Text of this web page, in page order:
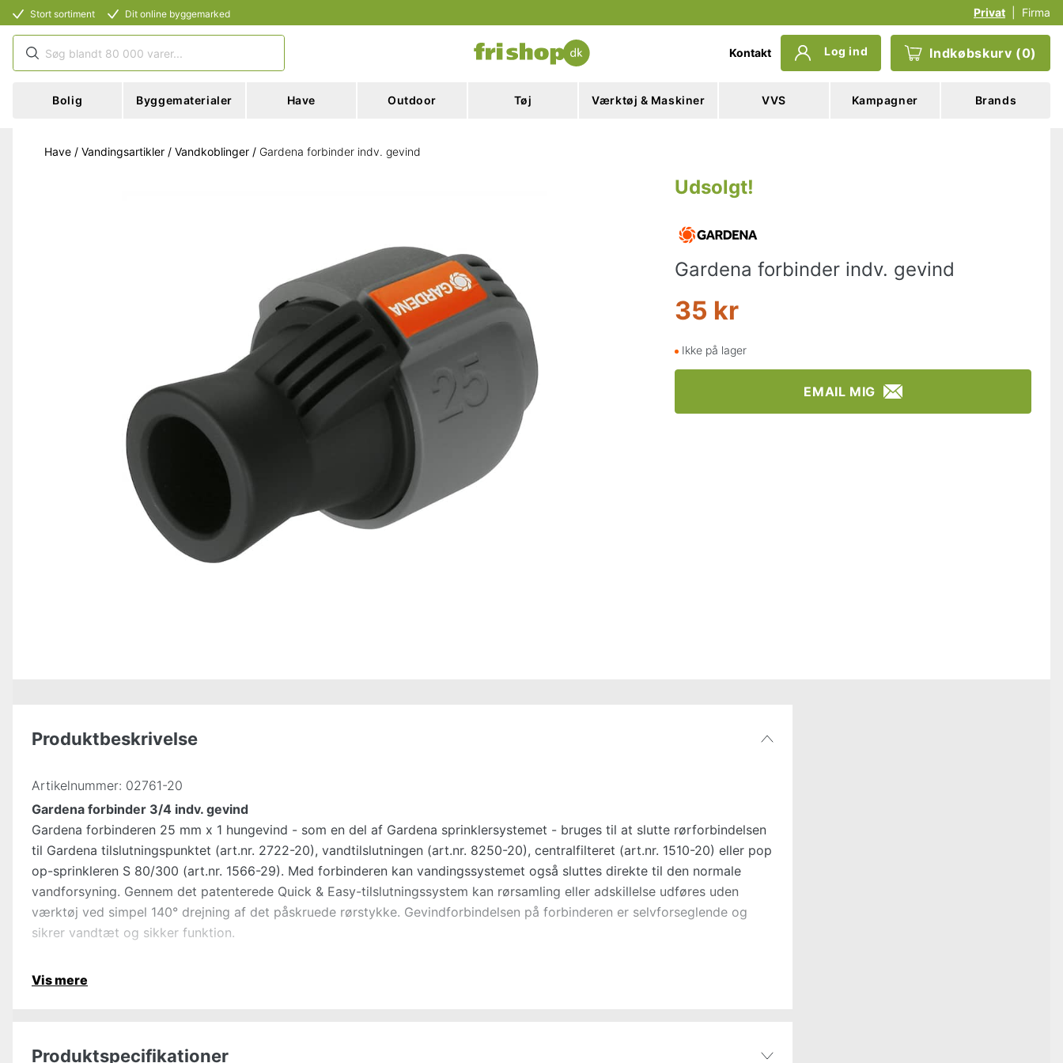
Stort sortiment Dit online byggemarked Privat Firma
Kontakt Log ind Indkøbskurv (0)
Bolig Byggematerialer Have Outdoor Tøj Værktøj & Maskiner VVS Kampagner Brands
Have / Vandingsartikler / Vandkoblinger / Gardena forbinder indv. gevind
Udsolgt!
Gardena forbinder indv. gevind
35 kr
Ikke på lager
EMAIL MIG
Produktbeskrivelse
Artikelnummer: 02761-20
Gardena forbinder 3/4 indv. gevind
Gardena forbinderen 25 mm x 1 hungevind - som en del af Gardena sprinklersystemet - bruges til at slutte rørforbindelsen
til Gardena tilslutningspunktet (art.nr. 2722-20), vandtilslutningen (art.nr. 8250-20), centralfilteret (art.nr. 1510-20) eller pop
op-sprinkleren S 80/300 (art.nr. 1566-29). Med forbinderen kan vandingssystemet også sluttes direkte til den normale
vandforsyning. Gennem det patenterede Quick & Easy-tilslutningssystem kan rørsamling eller adskillelse udføres uden
værktøj ved simpel 140° drejning af det påskruede rørstykke. Gevindforbindelsen på forbinderen er selvforseglende og
sikrer vandtæt og sikker funktion.
Vis mere
Produktspecifikationer